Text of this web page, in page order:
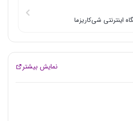
اینترنتی شی‌کاریزما
نمایش بیشتر